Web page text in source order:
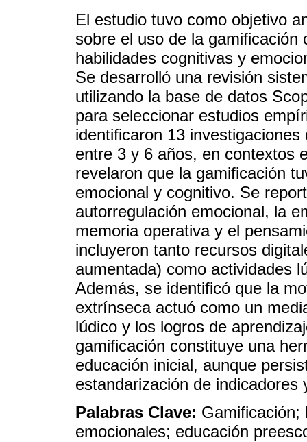
El estudio tuvo como objetivo
sobre el uso de la
habilidades cognitivas y
Se desarrolló una revisión
utilizando la base de datos
para seleccionar estudios
identificaron 13
entre 3 y 6 años, en contextos
revelaron que la gamificación
emocional y cognitivo. Se
autorregulación emocional, la
memoria operativa y el
incluyeron tanto recursos
aumentada) como actividades
Además, se identificó que la
extrínseca actuó como un
lúdico y los logros de
gamificación constituye una
educación inicial, aunque
estandarización de
Palabras Clave: Gamificación;
emocionales; educación